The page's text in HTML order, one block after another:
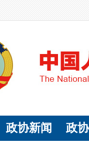
政协新闻 政